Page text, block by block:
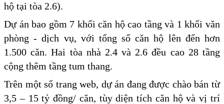
hộ tại tòa 2.6).
Dự án bao gồm 7 khối căn hộ cao tầng và 1 khối văn
phòng - dịch vụ, với tổng số căn hộ lên đến hơn
1.500 căn. Hai tòa nhà 2.4 và 2.6 đều cao 28 tầng
cộng thêm tầng tum thang.
Trên một số trang web, dự án đang được chào bán từ
3,5 – 15 tỷ đồng/ căn, tùy diện tích căn hộ và vị trí